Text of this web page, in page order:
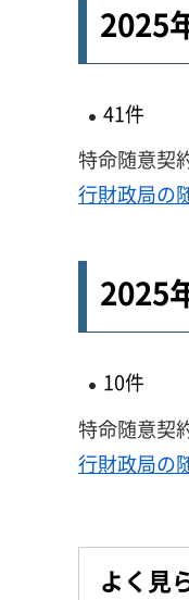
2025
41件
特命随意契
行財政局の
2025
10件
特命随意契
行財政局の
よく見